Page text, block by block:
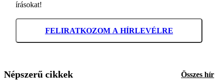
írásokat!
FELIRATKOZOM A HÍRLEVÉLRE
Népszerű cikkek Összes hír